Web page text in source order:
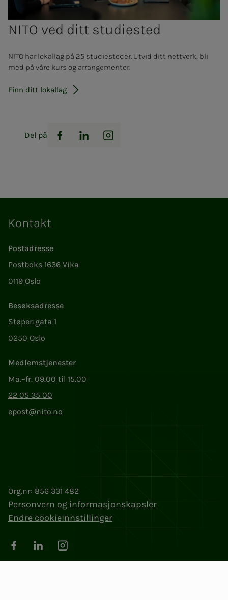
NITO ved ditt stu­­die­­sted
NITO har lokallag på 25 studiesteder. Utvid ditt nettverk, bli
med på våre kurs og arrangementer.
Finn ditt lokallag
Del på
Facebook
LinkedInInstagram
Kontakt
Postadresse
Postboks 1636 Vika
0119 Oslo
Besøksadresse
Støperigata 1
0250 Oslo
Medlemstjenester
Ma.–fr. 09.00 til 15.00
22 05 35 00
epost@nito.no
Org.nr: 856 331 482
Personvern og informasjonskapsler
Endre cookieinnstillinger
FacebookLinkedInInstagram